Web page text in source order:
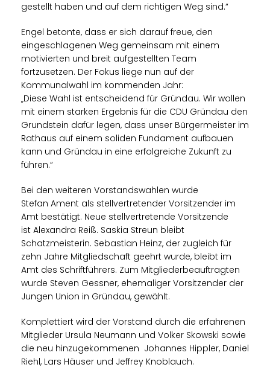
gestellt haben und auf dem richtigen Weg sind.“
Engel betonte, dass er sich darauf freue, den
eingeschlagenen Weg gemeinsam mit einem
motivierten und breit aufgestellten Team
fortzusetzen. Der Fokus liege nun auf der
Kommunalwahl im kommenden Jahr:
Diese Wahl ist entscheidend für Gründau. Wir wollen
mit einem starken Ergebnis für die CDU Gründau den
Grundstein dafür legen, dass unser Bürgermeister im
Rathaus auf einem soliden Fundament aufbauen
kann und Gründau in eine erfolgreiche Zukunft zu
führen.“
Bei den weiteren Vorstandswahlen wurde
Stefan Ament als stellvertretender Vorsitzender im
Amt bestätigt. Neue stellvertretende Vorsitzende
ist Alexandra Reiß. Saskia Streun bleibt
Schatzmeisterin. Sebastian Heinz, der zugleich für
zehn Jahre Mitgliedschaft geehrt wurde, bleibt im
Amt des Schriftführers. Zum Mitgliederbeauftragten
wurde Steven Gessner, ehemaliger Vorsitzender der
Jungen Union in Gründau, gewählt.
Komplettiert wird der Vorstand durch die erfahrenen
Mitglieder Ursula Neumann und Volker Skowski sowie
die neu hinzugekommenen Johannes Hippler, Daniel
Riehl, Lars Häuser und Jeffrey Knoblauch.